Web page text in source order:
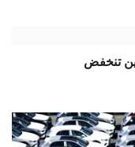
تنخفض